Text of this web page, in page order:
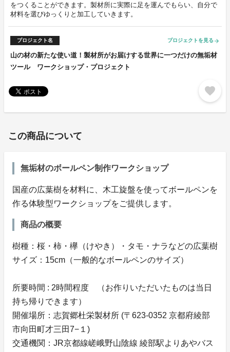
をつくることができます。製材所に実際に足を運んでもらい、自分で
材料を選びゆっくりと加工していきます。
プロジェクト名 プロジェクトを見る arrow_forward
山の材の新たな使い道！製材所がお届けする世界に一つだけの無垢材
ツール ワークショップ・プロジェクト
favorite
この商品について
無垢材のボールペン制作ワークショップ
国産の広葉樹を材料に、木工旋盤を使ってボールペンを
作る体験型ワークショップをご提供します。
商品の概要
樹種：桜・柿・欅（けやき）・タモ・ナラなどの広葉樹
サイズ：15cm（一般的なボールペンのサイズ）
所要時間 : 2時間程度 （お作りいただいたものは当日
持ち帰りできます）
開催場所：志賀郷杜栄製材所 (〒623-0352 京都府綾部
市向田町才三田7−１)
交通機関：JR京都線嵯峨野山陰線 綾部駅よりあやバス